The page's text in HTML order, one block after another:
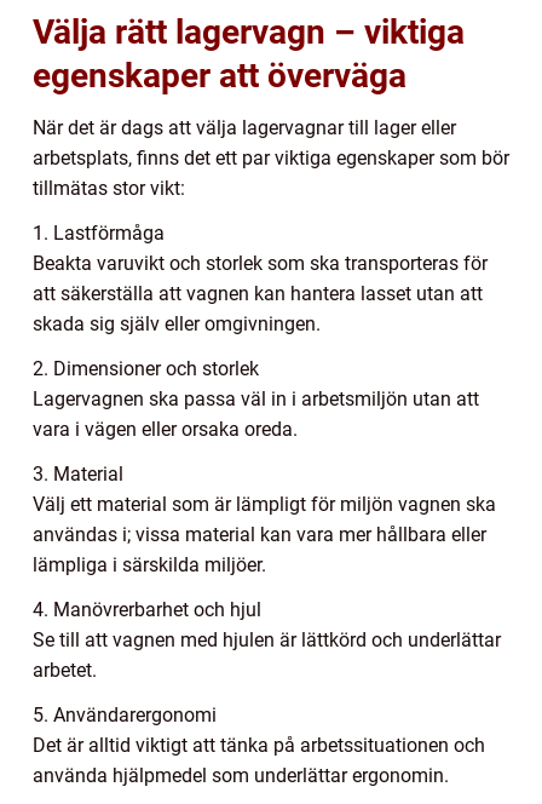
Välja rätt lagervagn – viktiga
egenskaper att överväga
När det är dags att välja lagervagnar till lager eller
arbetsplats, finns det ett par viktiga egenskaper som bör
tillmätas stor vikt:
1. Lastförmåga
Beakta varuvikt och storlek som ska transporteras för
att säkerställa att vagnen kan hantera lasset utan att
skada sig själv eller omgivningen.
2. Dimensioner och storlek
Lagervagnen ska passa väl in i arbetsmiljön utan att
vara i vägen eller orsaka oreda.
3. Material
Välj ett material som är lämpligt för miljön vagnen ska
användas i; vissa material kan vara mer hållbara eller
lämpliga i särskilda miljöer.
4. Manövrerbarhet och hjul
Se till att vagnen med hjulen är lättkörd och underlättar
arbetet.
5. Användarergonomi
Det är alltid viktigt att tänka på arbetssituationen och
använda hjälpmedel som underlättar ergonomin.